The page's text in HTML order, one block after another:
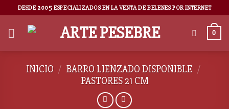
DESDE 2005 ESPECIALIZADOS EN LA VENTA DE BELENES POR INTERNET
0
INICIO / BARRO LIENZADO DISPONIBLE /
PASTORES 21 CM